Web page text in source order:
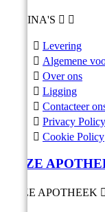
PAGINA'S  
 Levering
 Algemene
 Over ons
 Ligging
 Contacteer
 Privacy Policy
 Cookie Policy
ONZE
ONZE APOTHEEK 